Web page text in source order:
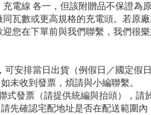
電線 各一，但該附贈品不保證為
同瓦數或更高規格的充電頭。若原
您在下單前與我們聯繫，我們很樂
可安排當日出貨（例假日／國定假
未收到發票，煩請與小編聯繫。
式發票（請提供統編與抬頭），請
先確認宅配地址是否在配送範圍內